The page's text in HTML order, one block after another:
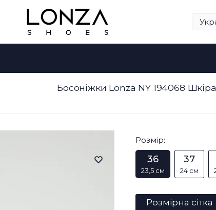
Босоніжки Lonza NY 194068
Розмір:
36
23,5 см
37
24 см
Розмірна сітка